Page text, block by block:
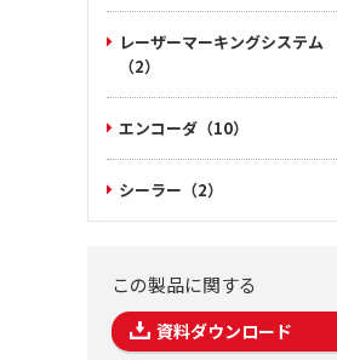
レーザーマーキングシステム
（2）
エンコーダ（10）
シーラー（2）
この製品に関する
資料ダウンロード